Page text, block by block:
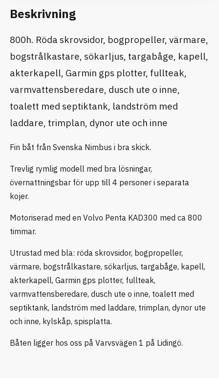
Beskrivning
800h. Röda skrovsidor, bogpropeller, värmare,
bogstrålkastare, sökarljus, targabåge, kapell,
akterkapell, Garmin gps plotter, fullteak,
varmvattensberedare, dusch ute o inne,
toalett med septiktank, landström med
laddare, trimplan, dynor ute och inne
Fin båt från Svenska Nimbus i bra skick.
Trevlig rymlig modell med bra lösningar,
övernattningsbar för upp till 4 personer i separata
kojer.
Motoriserad med en Volvo Penta KAD300 med ca 800
timmar.
Utrustad med bla: röda skrovsidor, bogpropeller,
värmare, bogstrålkastare, sökarljus, targabåge, kapell,
akterkapell, Garmin gps plotter, fullteak,
varmvattensberedare, dusch ute o inne, toalett med
septiktank, landström med laddare, trimplan, dynor ute
och inne, kylskåp, spisplatta.
Båten ligger hos oss på Varvsvägen 1 på Lidingö.